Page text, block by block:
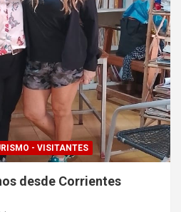
- VISITANTES
desde Corrientes